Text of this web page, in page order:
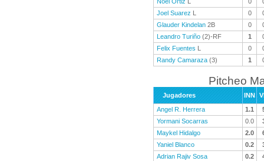
Joel Suarez L 0
Glauder Kindelan 2B 0
Leandro Turiño (2)-RF 1
Felix Fuentes L 0
Randy Camaraza (3) 1
Pitcheo
Jugadores INN
Angel R. Herrera
1.1
Yormani Socarras
0.0
Maykel Hidalgo
2.0
Yaniel Blanco
0.2
Adrian Rajiv Sosa
0.2